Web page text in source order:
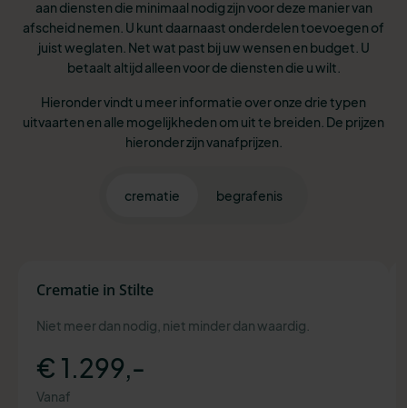
aan diensten die minimaal nodig zijn voor deze manier van
afscheid nemen. U kunt daarnaast onderdelen toevoegen of
juist weglaten. Net wat past bij uw wensen en budget. U
betaalt altijd alleen voor de diensten die u wilt.
Hieronder vindt u meer informatie over onze drie typen
uitvaarten en alle mogelijkheden om uit te breiden. De prijzen
hieronder zijn vanafprijzen.
crematie begrafenis
Crematie in Stilte
Niet meer dan nodig, niet minder dan waardig.
€ 1.299,-
Vanaf